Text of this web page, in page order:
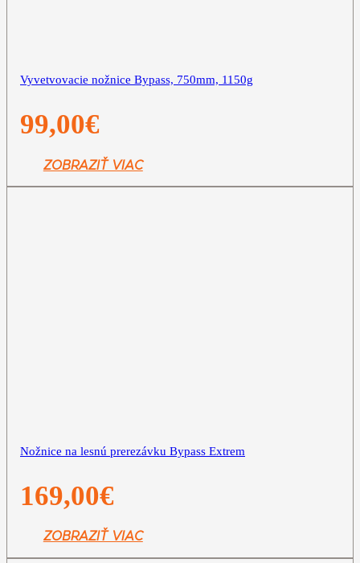
Vyvetvovacie nožnice Bypass, 750mm, 1150g
99,00€
ZOBRAZIŤ VIAC
Nožnice na lesnú prerezávku Bypass Extrem
169,00€
ZOBRAZIŤ VIAC